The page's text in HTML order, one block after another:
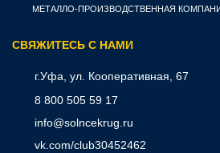
МЕТАЛЛО-ПРОИЗВОДСТВЕННАЯ
CВЯЖИТЕСЬ С НАМИ
г.Уфа, ул. Кооперативная, 67
8 800 505 59 17
info@solncekrug.ru
vk.com/club30452462